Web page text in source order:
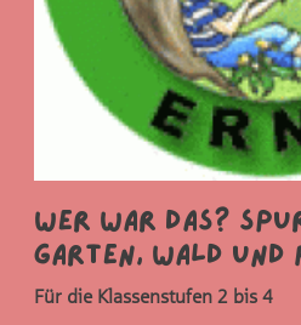
Wer war das?
Garten, Wald und
Für die Klassenstufen 2 bis 4